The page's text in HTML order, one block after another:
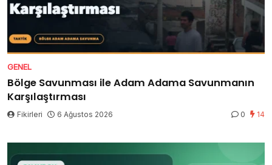
GENEL
Bölge Savunması ile Adam Adama Savunmanın
Karşılaştırması
Fikirleri 6 Ağustos 2026 0 14